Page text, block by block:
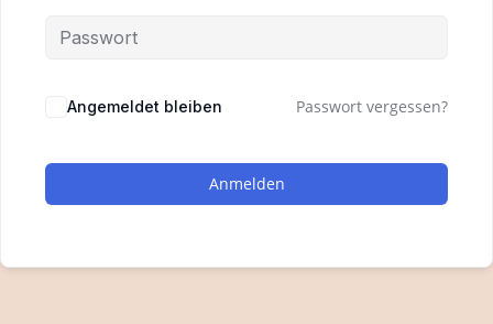
Angemeldet bleiben Passwort vergessen?
Anmelden